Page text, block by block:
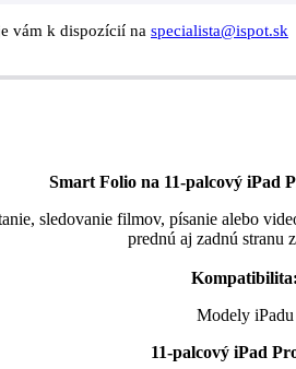
vám k dispozícií na specialista@ispot.sk
Smart Folio na 11-palcový iPad
sledovanie filmov, písanie alebo
prednú aj zadnú stranu
Kompatibilita:
Modely iPadu
11-palcový iPad